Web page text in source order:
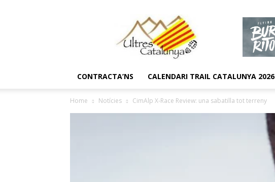
CONTRACTA’NS CALENDARI TRAIL CATALUNYA 2026
Home Notícies CimAlp X-Race Review: una sabatilla tot terreny